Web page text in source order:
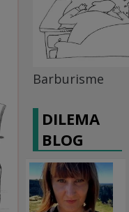
Barburisme
DILEMA
BLOG